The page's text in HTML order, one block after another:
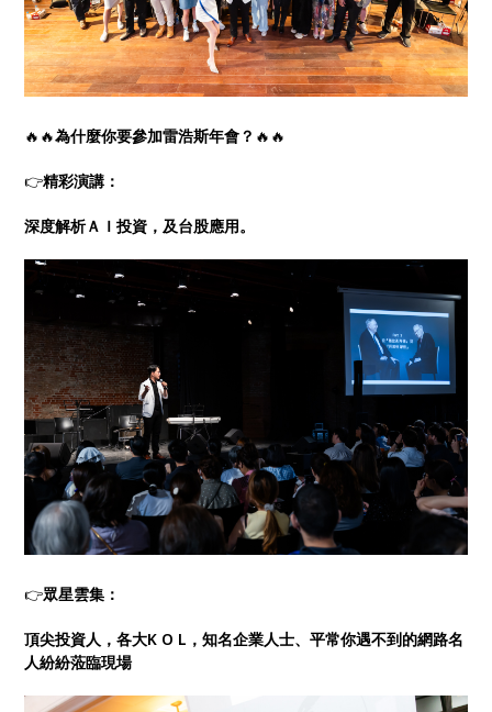
🔥🔥為什麼你要參加雷浩斯年會？ 🔥🔥
👉精彩演講：
深度解析ＡＩ投資，及台股應用。
👉眾星雲集：
頂尖投資人，各大K O L，知名企業人士、平常你遇不到的網路名
人紛紛蒞臨現場